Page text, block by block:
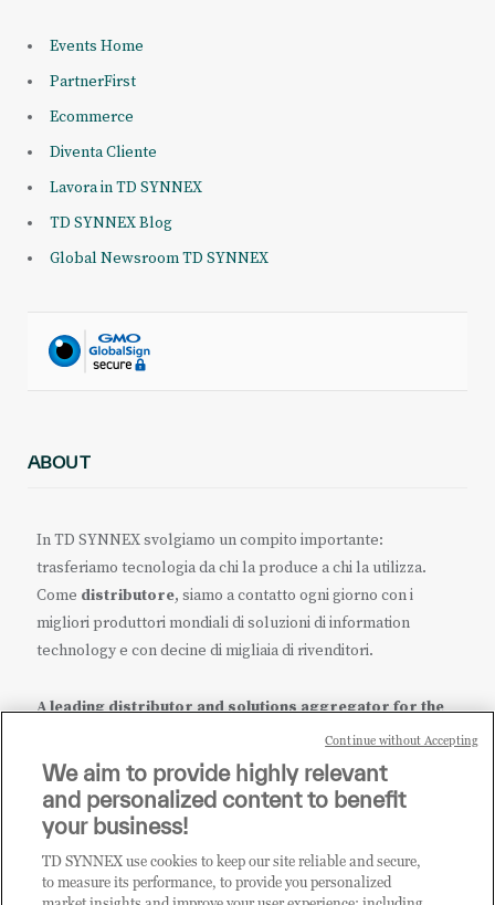
Events Home
PartnerFirst
Ecommerce
Diventa Cliente
Lavora in TD SYNNEX
TD SYNNEX Blog
Global Newsroom TD SYNNEX
ABOUT
In TD SYNNEX svolgiamo un compito importante:
trasferiamo tecnologia da chi la produce a chi la utilizza.
Come distributore, siamo a contatto ogni giorno con i
migliori produttori mondiali di soluzioni di information
technology e con decine di migliaia di rivenditori.
A leading distributor and solutions aggregator for the
it.tdsynnex.com eu.tdsynnex.com| tdsynnex.com
CATEGORIE
We aim to provide highly relevant
and personalized content to benefit
your business!
TD SYNNEX use cookies to keep our site reliable and secure,
to measure its performance, to provide you personalized
Continue without Accepting